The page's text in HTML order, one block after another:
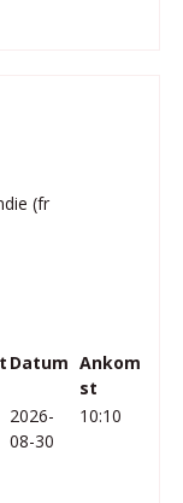
(fr
Datum Ankom
st
2026-
08-30
10:10